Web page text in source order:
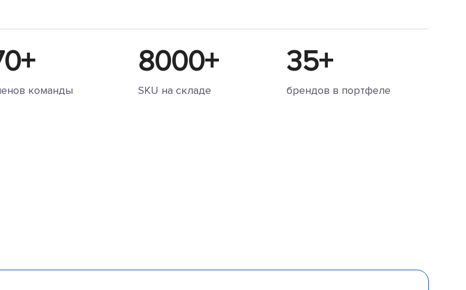
команды
8000+
SKU на складе
35+
брендов в портфеле